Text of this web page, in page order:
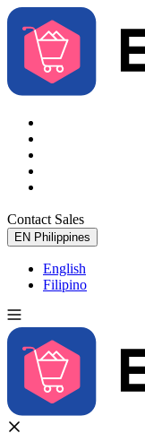
Contact Sales
EN Philippines
English
Filipino